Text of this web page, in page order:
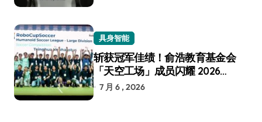
具身智能
斩获冠军佳绩！俞浩教育基金会
「天空工场」成员闪耀 2026
RoboCup 机器人世界杯
7 月 6 , 2026